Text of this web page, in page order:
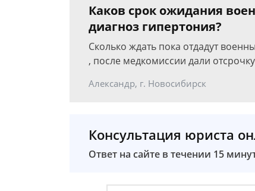
Каков срок ожидания
диагноз гипертония?
Сколько ждать пока отдадут
, после медкомиссии дали
Александр, г. Новосибирск
Консультация юриста
Ответ на сайте в течении 15